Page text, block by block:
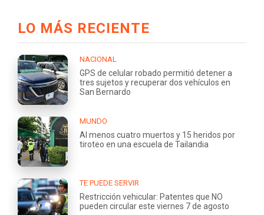
LO MÁS RECIENTE
NACIONAL
GPS de celular robado permitió detener a
tres sujetos y recuperar dos vehículos en
San Bernardo
MUNDO
Al menos cuatro muertos y 15 heridos por
tiroteo en una escuela de Tailandia
TE PUEDE SERVIR
Restricción vehicular: Patentes que NO
pueden circular este viernes 7 de agosto